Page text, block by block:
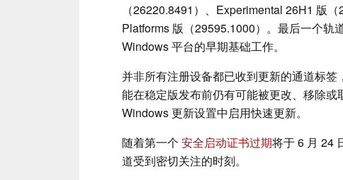
（26220.8491）、Experimental 26H1 版
Platforms 版（29595.1000）。最后一个轨
Windows 平台的早期基础工作。
并非所有注册设备都已收到更新的通道标
能在稳定版发布前仍有可能被更改、移除
Windows 更新设置中启用快速更新。
随着第一个 安全启动证书过期将于 6 月 24
道受到密切关注的时刻。